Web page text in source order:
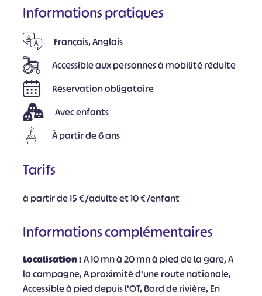
Informations pratiques
Français, Anglais
Accessible aux personnes à mobilité réduite
Réservation obligatoire
Avec enfants
À partir de 6 ans
Tarifs
à partir de 15 € /adulte et 10 € /enfant
Informations complémentaires
Localisation :A 10 mn à 20 mn à pied de la gare, A
la campagne, A proximité d'une route nationale,
Accessible à pied depuis l'OT, Bord de rivière, En